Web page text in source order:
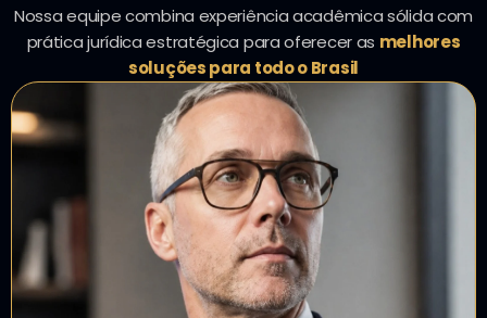
Nossa equipe combina experiência acadêmica sólida com
prática jurídica estratégica para oferecer as melhores
soluções para todo o Brasil